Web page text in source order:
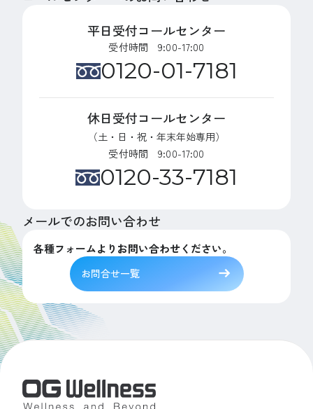
平日受付コールセンター
受付時間 9:00-17:00
0120-01-7181
休日受付コールセンター
（土・日・祝・年末年始専用）
受付時間 9:00-17:00
0120-33-7181
メールでのお問い合わせ
各種フォームよりお問い合わせください。
お問合せ一覧